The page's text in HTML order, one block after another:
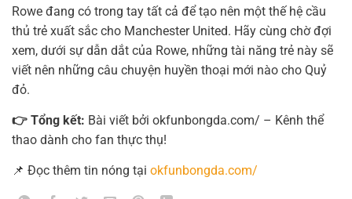
Rowe đang có trong tay tất cả để tạo nên một thế hệ cầu
thủ trẻ xuất sắc cho Manchester United. Hãy cùng chờ đợi
xem, dưới sự dẫn dắt của Rowe, những tài năng trẻ này sẽ
viết nên những câu chuyện huyền thoại mới nào cho Quỷ
đỏ.
👉 Tổng kết: Bài viết bởi okfunbongda.com/ – Kênh thể
thao dành cho fan thực thụ!
📌 Đọc thêm tin nóng tại okfunbongda.com/